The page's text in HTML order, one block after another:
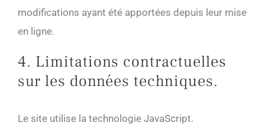
modifications ayant été apportées depuis leur mise
en ligne.
4. Limitations contractuelles
sur les données techniques.
Le site utilise la technologie JavaScript.